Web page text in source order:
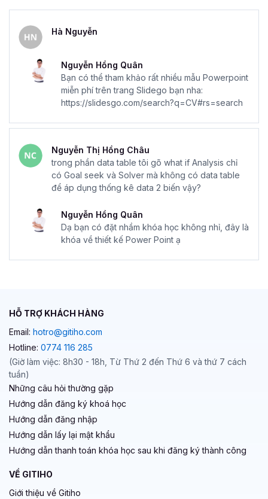
Hà Nguyễn
Nguyễn Hồng Quân
Bạn có thể tham khảo rất nhiều mẫu Powerpoint
miễn phí trên trang Slidego bạn nha:
https://slidesgo.com/search?q=CV#rs=search
Nguyễn Thị Hồng Châu
trong phần data table tôi gõ what if Analysis chỉ
có Goal seek và Solver mà không có data table
để áp dụng thống kê data 2 biến vậy?
Nguyễn Hồng Quân
Dạ bạn có đặt nhầm khóa học không nhỉ, đây là
khóa về thiết kế Power Point ạ
HỖ TRỢ KHÁCH HÀNG
Email: hotro@gitiho.com
Hotline: 0774 116 285
(Giờ làm việc: 8h30 - 18h, Từ Thứ 2 đến Thứ 6 và thứ 7 cách
tuần)
Những câu hỏi thường gặp
Hướng dẫn đăng ký khoá học
Hướng dẫn đăng nhập
Hướng dẫn lấy lại mật khẩu
Hướng dẫn thanh toán khóa học sau khi đăng ký thành công
VỀ GITIHO
Giới thiệu về Gitiho